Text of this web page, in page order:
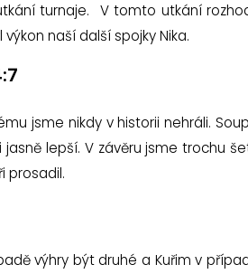
turnaje. V tomto utkání
naší další spojky Nika.
jsme nikdy v historii nehráli.
lepší. V závěru jsme trochu
prosadil.
výhry být druhé a Kuřim v